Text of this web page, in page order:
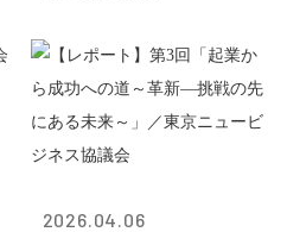
2026.04.06